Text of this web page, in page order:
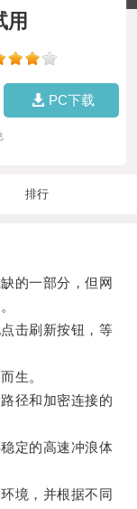
用
PC下载
排行
的一部分，但网
击刷新按钮，等
生。
径和加密连接的
定的高速冲浪体
境，并根据不同